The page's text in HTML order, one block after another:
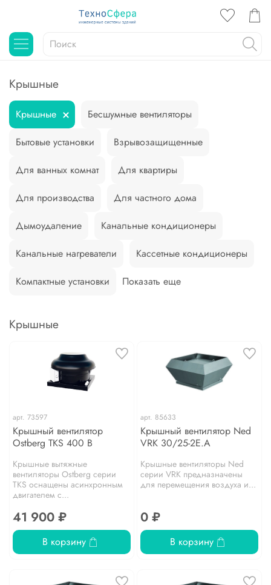
Крышные
Крышные
Бесшумные вентиляторы
Бытовые установки
Взрывозащищенные
Для ванных комнат
Для квартиры
Для производства
Для частного дома
Дымоудаление
Канальные кондиционеры
Канальные нагреватели
Кассетные кондиционеры
Компактные установки
Показать еще
Крышные
арт. 73597
Крышный вентилятор
Ostberg TKS 400 B
Крышные вытяжные
вентиляторы Ostberg серии
TKS оснащены асинхронным
двигателем с...
41 900 ₽
В корзину
арт. 85633
Крышный вентилятор Ned
VRK 30/25-2E.A
Крышные вентиляторы Ned
серии VRK предназначены
для перемещения воздуха и...
0 ₽
В корзину